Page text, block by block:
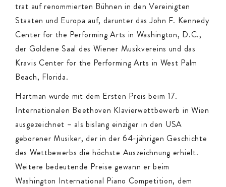
trat auf renommierten Bühnen in den Vereinigten
Staaten und Europa auf, darunter das John F. Kennedy
Center for the Performing Arts in Washington, D.C.,
der Goldene Saal des Wiener Musikvereins und das
Kravis Center for the Performing Arts in West Palm
Beach, Florida.
Hartman wurde mit dem Ersten Preis beim 17.
Internationalen Beethoven Klavierwettbewerb in Wien
ausgezeichnet – als bislang einziger in den USA
geborener Musiker, der in der 64-jährigen Geschichte
des Wettbewerbs die höchste Auszeichnung erhielt.
Weitere bedeutende Preise gewann er beim
Washington International Piano Competition, dem